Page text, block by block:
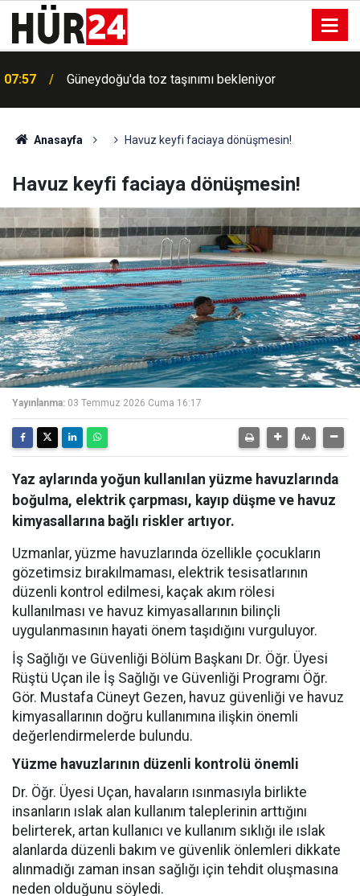
07:37
milyon dolar daha ödeyecek
Anasayfa Havuz keyfi faciaya dönüşmesin!
Havuz keyfi faciaya dönüşmesin!
Yayınlanma: 03 Temmuz 2026 Cuma 16:17
Yaz aylarında yoğun kullanılan yüzme havuzlarında
boğulma, elektrik çarpması, kayıp düşme ve havuz
kimyasallarına bağlı riskler artıyor.
Uzmanlar, yüzme havuzlarında özellikle çocukların
gözetimsiz bırakılmaması, elektrik tesisatlarının
düzenli kontrol edilmesi, kaçak akım rölesi
kullanılması ve havuz kimyasallarının bilinçli
uygulanmasının hayati önem taşıdığını vurguluyor.
İş Sağlığı ve Güvenliği Bölüm Başkanı Dr. Öğr. Üyesi
Rüştü Uçan ile İş Sağlığı ve Güvenliği Programı Öğr.
Gör. Mustafa Cüneyt Gezen, havuz güvenliği ve havuz
kimyasallarının doğru kullanımına ilişkin önemli
değerlendirmelerde bulundu.
Yüzme havuzlarının düzenli kontrolü önemli
Dr. Öğr. Üyesi Uçan, havaların ısınmasıyla birlikte
insanların ıslak alan kullanım taleplerinin arttığını
belirterek, artan kullanıcı ve kullanım sıklığı ile ıslak
alanlarda düzenli bakım ve güvenlik önlemleri dikkate
alınmadığı zaman insan sağlığı için tehdit oluşmasına
neden olduğunu söyledi.